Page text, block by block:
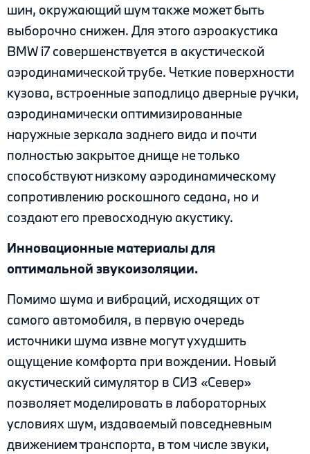
шин, окружающий шум также может быть
выборочно снижен. Для этого аэроакустика
BMW i7 совершенствуется в акустической
аэродинамической трубе. Четкие поверхности
кузова, встроенные заподлицо дверные ручки,
аэродинамически оптимизированные
наружные зеркала заднего вида и почти
полностью закрытое днище не только
способствуют низкому аэродинамическому
сопротивлению роскошного седана, но и
создают его превосходную акустику.
Инновационные материалы для
оптимальной звукоизоляции.
Помимо шума и вибраций, исходящих от
самого автомобиля, в первую очередь
источники шума извне могут ухудшить
ощущение комфорта при вождении. Новый
акустический симулятор в СИЗ «Север»
позволяет моделировать в лабораторных
условиях шум, издаваемый повседневным
движением транспорта, в том числе звуки,